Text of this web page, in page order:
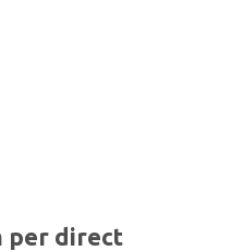
per direct